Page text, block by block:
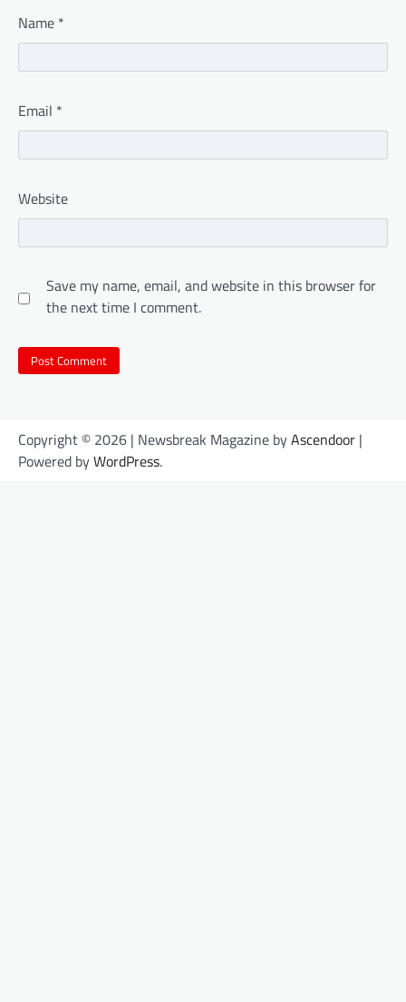
Name *
Email *
Website
Save my name, email, and website in this browser for
the next time I comment.
Copyright © 2026 | Newsbreak Magazine byAscendoor |
Powered byWordPress.